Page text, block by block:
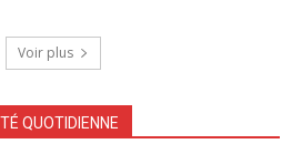
Voir plus
QUOTIDIENNE